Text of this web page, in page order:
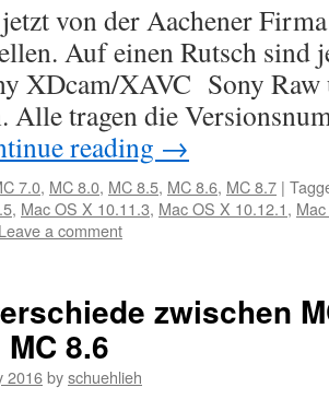
von der Aachener
Auf einen Rutsch sind
XDcam/XAVC Sony Raw
Alle tragen die
reading →
7.0, MC 8.0, MC 8.5, MC 8.6, MC 8.7 |
, Mac OS X 10.11.3, Mac OS X 10.12.1,
Leave a comment
zwischen
8.6
2016byschuehlieh